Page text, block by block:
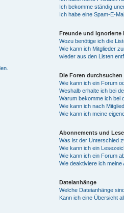
Ich bekomme ständig
Ich habe eine Spam-E-
Freunde und ignorierte
Wozu benötige ich die
Wie kann ich Mitglieder
wieder aus den Listen
Die Foren durchsuchen
Wie kann ich ein Forum
Weshalb erhalte ich bei
Warum bekomme ich bei
Wie kann ich nach
Wie kann ich meine
Abonnements und
Was ist der Unterschied
Wie kann ich ein
Wie kann ich ein Forum
Wie deaktiviere ich meine
Dateianhänge
Welche Dateianhänge
Kann ich eine Übersicht